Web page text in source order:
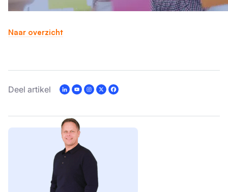
Naar overzicht
Deel artikel